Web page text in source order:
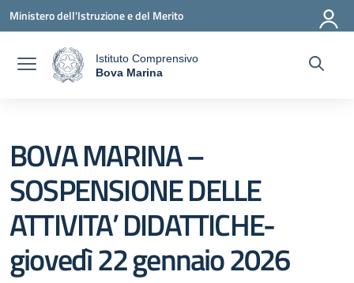
Vai ai contenuti
Vai al menu di navigazione
Vai al footer
Ministero dell'Istruzione e del Merito
Istituto Comprensivo
Bova Marina
BOVA MARINA –
SOSPENSIONE DELLE
ATTIVITA’ DIDATTICHE-
giovedì 22 gennaio 2026